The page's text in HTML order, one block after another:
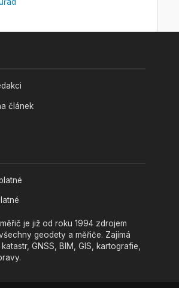
článek
je již od roku 1994 zdrojem
geodety a měřiče. Zajímá
GNSS, BIM, GIS, kartografie,